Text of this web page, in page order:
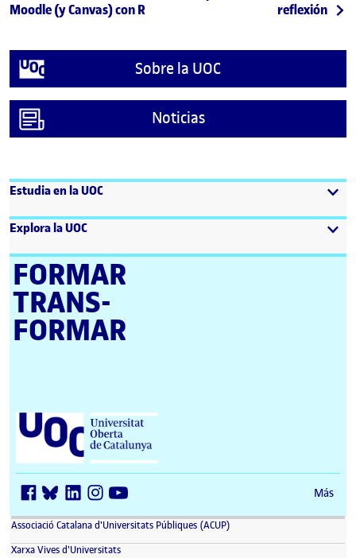
Moodle (y Canvas) con R
reflexión
Sobre la UOC
Noticias
Estudia en la UOC
Explora la UOC
FORMAR
TRANS­
FORMAR
Universitat Oberta de Catalunya (UOC)
Más
Associació Catalana d'Universitats Públiques (ACUP)
Xarxa Vives d'Universitats(se abre en nueva ventana)